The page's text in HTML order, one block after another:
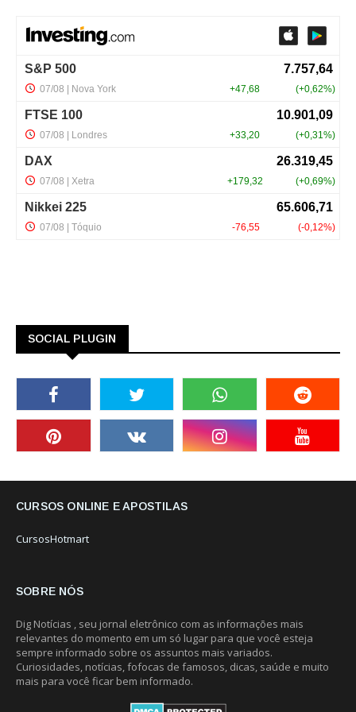
SOCIAL PLUGIN
CURSOS ONLINE E APOSTILAS
CursosHotmart
SOBRE NÓS
Dig Notícias , seu jornal eletrônico com as informações mais
relevantes do momento em um só lugar para que você esteja
sempre informado sobre os assuntos mais variados.
Curiosidades, notícias, fofocas de famosos, dicas, saúde e muito
mais para você ficar bem informado.